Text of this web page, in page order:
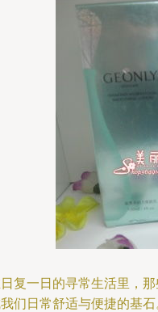
复一日的寻常生活里，
们日常舒适与便捷的基